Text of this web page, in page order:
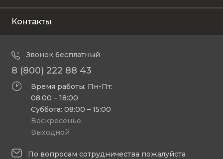
Контакты
Звонок бесплатный
8 (800) 222 88 43
Время работы: Пн-Пт:
08:00 – 18:00
Суббота: 08:00 – 15:00
Воскресенье:
Выходной
По вопросам сотрудничества пожалуйста